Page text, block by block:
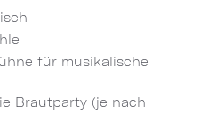
für musikalische
Brautparty (je nach